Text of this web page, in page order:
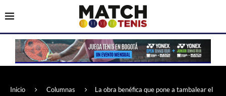
Inicio Columnas
La obra benéfica que pone a tambalear el